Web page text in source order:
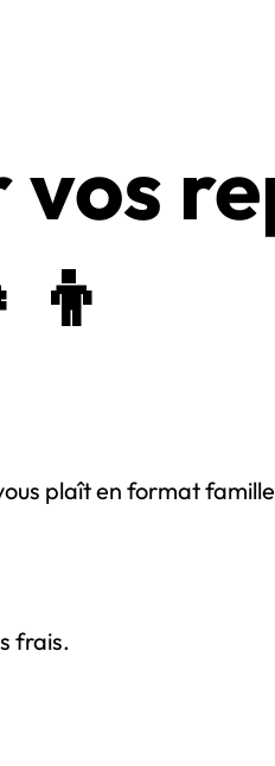
plaît en format
frais.